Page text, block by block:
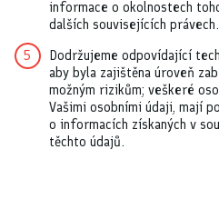
informace o okolnostech
dalších souvisejících právech.
Dodržujeme odpovídající
aby byla zajištěna úroveň
možným rizikům; veškeré
Vašimi osobními údaji, mají
o informacích získaných v
těchto údajů.